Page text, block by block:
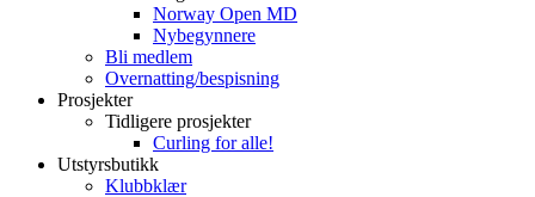
Norway Open MD
Nybegynnere
Bli medlem
Overnatting/bespisning
Prosjekter
Tidligere prosjekter
Curling for alle!
Utstyrsbutikk
Klubbklær